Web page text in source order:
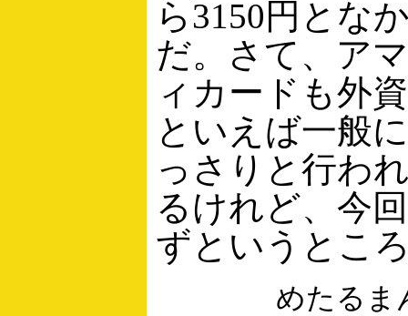
ら3150円とな
だ。さて、ア
ィカードも外
といえば一般
っさりと行わ
るけれど、今
ずというとこ
めたるま